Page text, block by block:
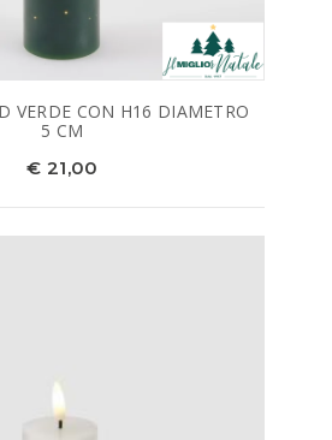
VERDE CON H16 DIAMETRO
5 CM
€ 21,00